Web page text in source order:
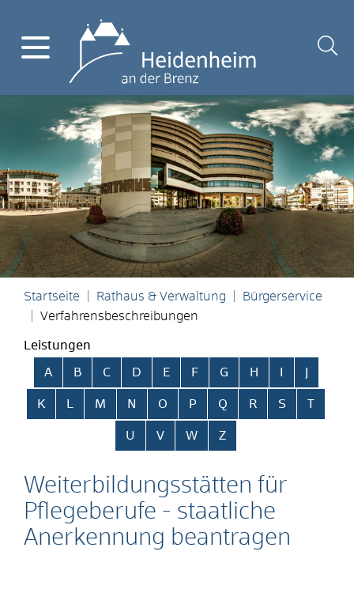
Startseite Rathaus & Verwaltung
Bürgerservice
Verfahrensbeschreibungen
Leistungen
Alphabetisches Register überspringen
A B C D E F G H
K L M N O P Q R S T
U V W Z
Weiterbildungsstätten für
Pflegeberufe - staatliche
Anerkennung beantragen